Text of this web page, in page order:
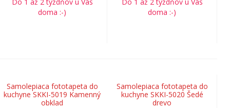
doma :-)
doma :-)
Samolepiaca fototapeta do
kuchyne SKKI-5019 Kamenný
obklad
Samolepiaca fototapeta do
kuchyne SKKI-5020 Šedé
drevo